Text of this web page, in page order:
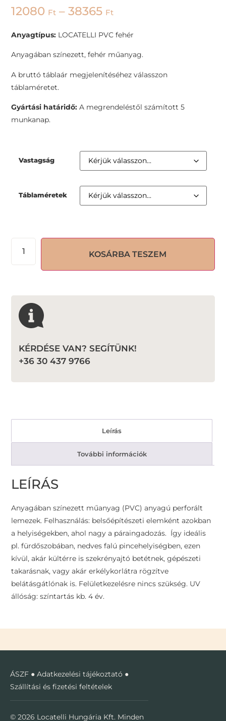
12080 Ft – 38365 Ft
Anyagtípus: LOCATELLI PVC fehér
Anyagában színezett, fehér műanyag.
A bruttó táblaár megjelenítéséhez válasszon
táblaméretet.
Gyártási határidő: A megrendeléstől számított 5
munkanap.
Vastagság
Táblaméretek
KOSÁRBA TESZEM
KÉRDÉSE VAN? SEGÍTÜNK!
+36 30 437 9766
Leírás
További információk
LEÍRÁS
Anyagában színezett műanyag (PVC) anyagú perforált
lemezek. Felhasználás: belsőépítészeti elemként azokban
a helyiségekben, ahol nagy a páraingadozás. Így ideális
pl. fürdőszobában, nedves falú pincehelyiségben, ezen
kívül, akár kültérre is szekrényajtó betétnek, gépészeti
takarásnak, vagy akár erkélykorlátra rögzítve
belátásgátlónak is. Felületkezelésre nincs szükség. UV
állóság: színtartás kb. 4 év.
ÁSZF ● Adatkezelési tájékoztató ●
Szállítási és fizetési feltételek
© 2026 Locatelli Hungária Kft. Minden